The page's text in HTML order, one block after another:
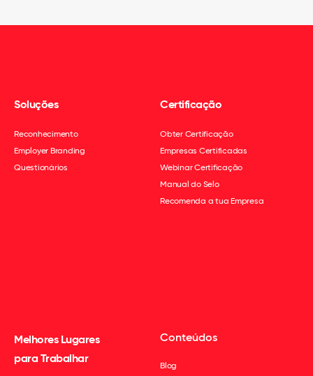
Soluções
Reconhecimento
Employer Branding
Questionários
Certificação
Obter Certificação
Empresas Certificadas
Webinar Certificação
Manual do Selo
Recomenda a tua Empresa
Melhores Lugares
para Trabalhar
Conteúdos
Blog